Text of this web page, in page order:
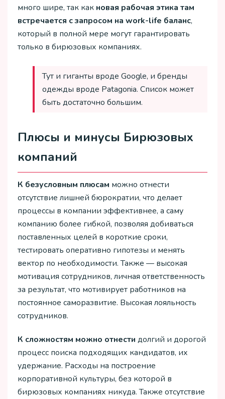
много шире, так как новая рабочая этика там
встречается с запросом на work-life баланс,
который в полной мере могут гарантировать
только в бирюзовых компаниях.
Тут и гиганты вроде Google, и бренды
одежды вроде Patagonia. Список может
быть достаточно большим.
Плюсы и минусы Бирюзовых
компаний
К безусловным плюсам можно отнести
отсутствие лишней бюрократии, что делает
процессы в компании эффективнее, а саму
компанию более гибкой, позволяя добиваться
поставленных целей в короткие сроки,
тестировать оперативно гипотезы и менять
вектор по необходимости. Также — высокая
мотивация сотрудников, личная ответственность
за результат, что мотивирует работников на
постоянное саморазвитие. Высокая лояльность
сотрудников.
К сложностям можно отнести долгий и дорогой
процесс поиска подходящих кандидатов, их
удержание. Расходы на построение
корпоративной культуры, без которой в
бирюзовых компаниях никуда. Также отсутствие